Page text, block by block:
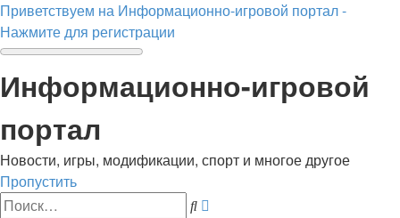
Приветствуем на Информационно-игровой портал -
Нажмите для регистрации
Информационно-игровой
портал
Новости, игры, модификации, спорт и многое другое
Пропустить
Поиск